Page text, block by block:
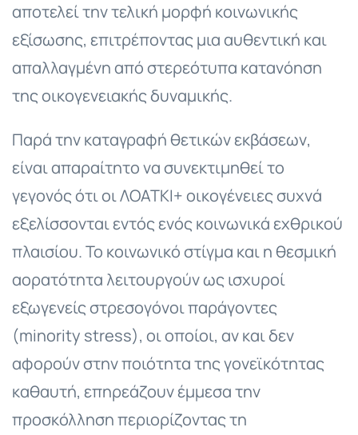
αποτελεί την τελική μορφή κοινωνικής
εξίσωσης, επιτρέποντας μια αυθεντική και
απαλλαγμένη από στερεότυπα κατανόηση
της οικογενειακής δυναμικής.
Παρά την καταγραφή θετικών εκβάσεων,
είναι απαραίτητο να συνεκτιμηθεί το
γεγονός ότι οι ΛΟΑΤΚΙ+ οικογένειες συχνά
εξελίσσονται εντός ενός κοινωνικά εχθρικού
πλαισίου. Το κοινωνικό στίγμα και η θεσμική
αορατότητα λειτουργούν ως ισχυροί
εξωγενείς στρεσογόνοι παράγοντες
(minority stress), οι οποίοι, αν και δεν
αφορούν στην ποιότητα της γονεϊκότητας
καθαυτή, επηρεάζουν έμμεσα την
προσκόλληση περιορίζοντας τη